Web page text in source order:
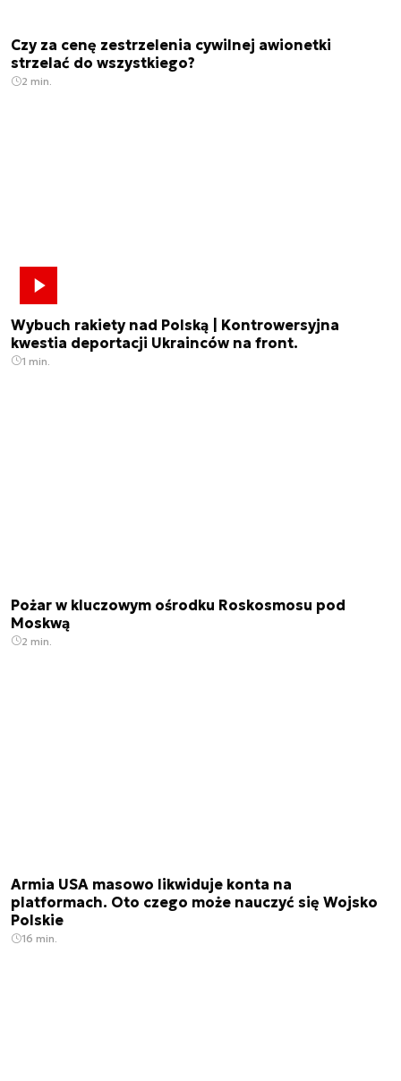
Czy za cenę zestrzelenia cywilnej awionetki
strzelać do wszystkiego?
2 min.
Wybuch rakiety nad Polską | Kontrowersyjna
kwestia deportacji Ukrainców na front.
1 min.
Pożar w kluczowym ośrodku Roskosmosu pod
Moskwą
2 min.
Armia USA masowo likwiduje konta na
platformach. Oto czego może nauczyć się Wojsko
Polskie
16 min.